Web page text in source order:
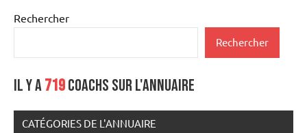
Rechercher
Rechercher
Il y a719coachs sur l'annuaire
CATÉGORIES DE L'ANNUAIRE